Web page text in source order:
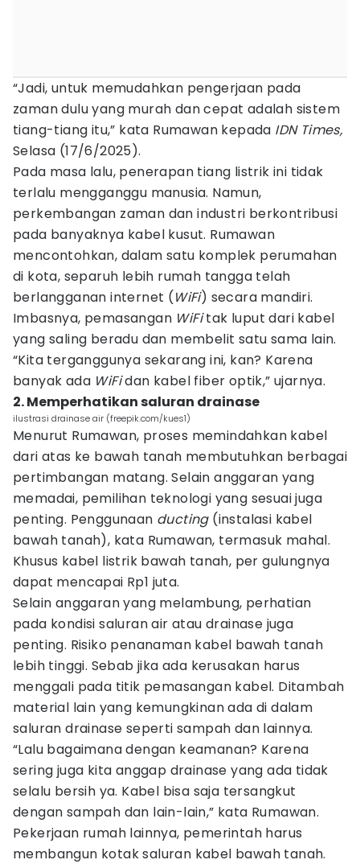
“Jadi, untuk memudahkan pengerjaan pada
zaman dulu yang murah dan cepat adalah sistem
tiang-tiang itu,” kata Rumawan kepada IDN Times,
Selasa (17/6/2025).
Pada masa lalu, penerapan tiang listrik ini tidak
terlalu mengganggu manusia. Namun,
perkembangan zaman dan industri berkontribusi
pada banyaknya kabel kusut. Rumawan
mencontohkan, dalam satu komplek perumahan
di kota, separuh lebih rumah tangga telah
berlangganan internet (WiFi) secara mandiri.
Imbasnya, pemasangan WiFitak luput dari kabel
yang saling beradu dan membelit satu sama lain.
“Kita terganggunya sekarang ini, kan? Karena
banyak ada WiFidan kabel fiber optik,” ujarnya.
2. Memperhatikan saluran drainase
ilustrasi drainase air (freepik.com/kues1)
Menurut Rumawan, proses memindahkan kabel
dari atas ke bawah tanah membutuhkan berbagai
pertimbangan matang. Selain anggaran yang
memadai, pemilihan teknologi yang sesuai juga
penting. Penggunaan ducting (instalasi kabel
bawah tanah), kata Rumawan, termasuk mahal.
Khusus kabel listrik bawah tanah, per gulungnya
dapat mencapai Rp1 juta.
Selain anggaran yang melambung, perhatian
pada kondisi saluran air atau drainase juga
penting. Risiko penanaman kabel bawah tanah
lebih tinggi. Sebab jika ada kerusakan harus
menggali pada titik pemasangan kabel. Ditambah
material lain yang kemungkinan ada di dalam
saluran drainase seperti sampah dan lainnya.
“Lalu bagaimana dengan keamanan? Karena
sering juga kita anggap drainase yang ada tidak
selalu bersih ya. Kabel bisa saja tersangkut
dengan sampah dan lain-lain,” kata Rumawan.
Pekerjaan rumah lainnya, pemerintah harus
membangun kotak saluran kabel bawah tanah.